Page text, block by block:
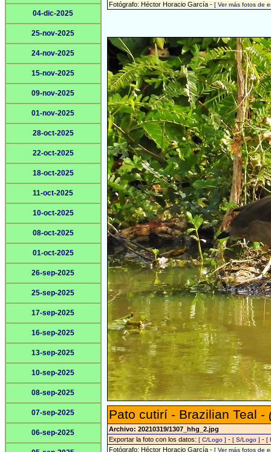
04-dic-2025
25-nov-2025
24-nov-2025
15-nov-2025
09-nov-2025
01-nov-2025
28-oct-2025
22-oct-2025
18-oct-2025
11-oct-2025
10-oct-2025
08-oct-2025
01-oct-2025
26-sep-2025
25-sep-2025
17-sep-2025
16-sep-2025
13-sep-2025
10-sep-2025
08-sep-2025
07-sep-2025
06-sep-2025
Fotógrafo: Héctor Horacio García - [ Ver más fotos de
Pato cutirí - Brazilian Teal -
Archivo: 20210319/1307_hhg_2.jpg
Exportar la foto con los datos: [ C/Logo ] - [ S/Logo ] - [
Fotógrafo: Héctor Horacio García - [ Ver más fotos de